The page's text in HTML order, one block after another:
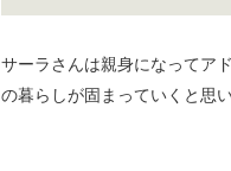
サーラさんは親身になってア
の暮らしが固まっていくと思い